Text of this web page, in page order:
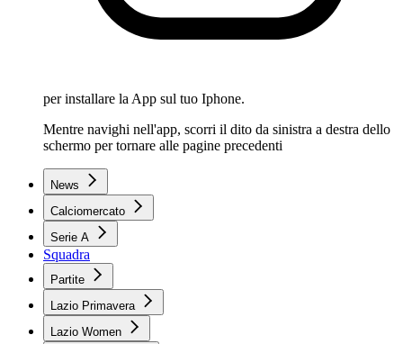
per installare la App sul tuo Iphone.
Mentre navighi nell'app, scorri il dito da sinistra a destra dello
schermo per tornare alle pagine precedenti
News
Calciomercato
Serie A
Squadra
Partite
Lazio Primavera
Lazio Women